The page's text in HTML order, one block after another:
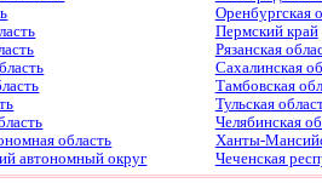
Оренбургская
Пермский край
Рязанская
Сахалинская
Тамбовская
Тульская
Челябинская
область
Ханты-
автономный округ Чеченская